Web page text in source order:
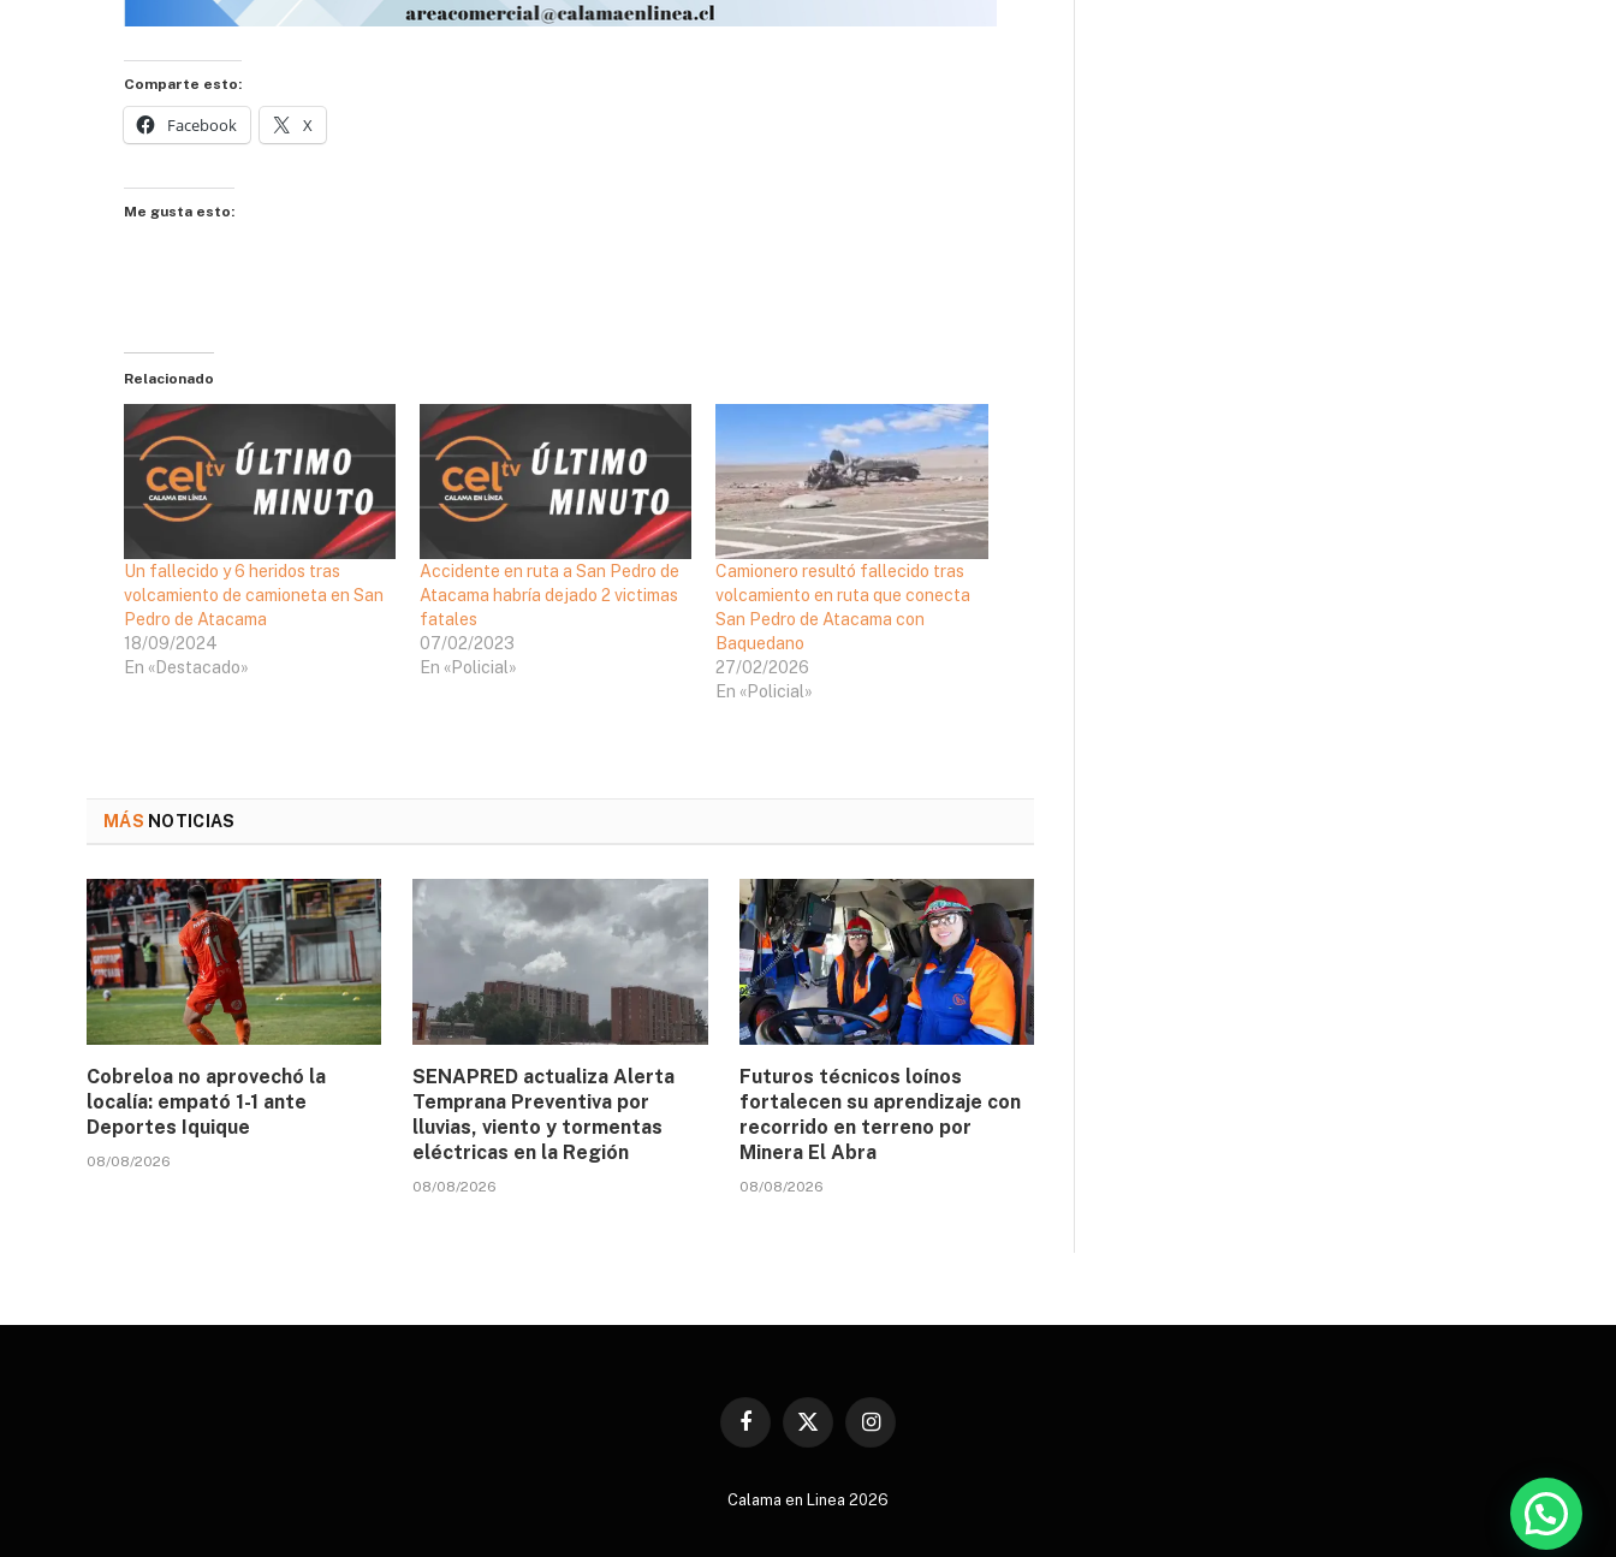
Comparte esto:
Facebook X
Me gusta esto:
Relacionado
Un fallecido y 6 heridos tras
volcamiento de camioneta en San
Pedro de Atacama
18/09/2024
En «Destacado»
Accidente en ruta a San Pedro de
Atacama habría dejado 2 victimas
fatales
07/02/2023
En «Policial»
Camionero resultó fallecido tras
volcamiento en ruta que conecta
San Pedro de Atacama con
Baquedano
27/02/2026
En «Policial»
MÁS NOTICIAS
Cobreloa no aprovechó la
localía: empató 1-1 ante
Deportes Iquique
08/08/2026
SENAPRED actualiza Alerta
Temprana Preventiva por
lluvias, viento y tormentas
eléctricas en la Región
08/08/2026
Futuros técnicos loínos
fortalecen su aprendizaje con
recorrido en terreno por
Minera El Abra
08/08/2026
Facebook
X
Instagram
Calama en Linea 2026